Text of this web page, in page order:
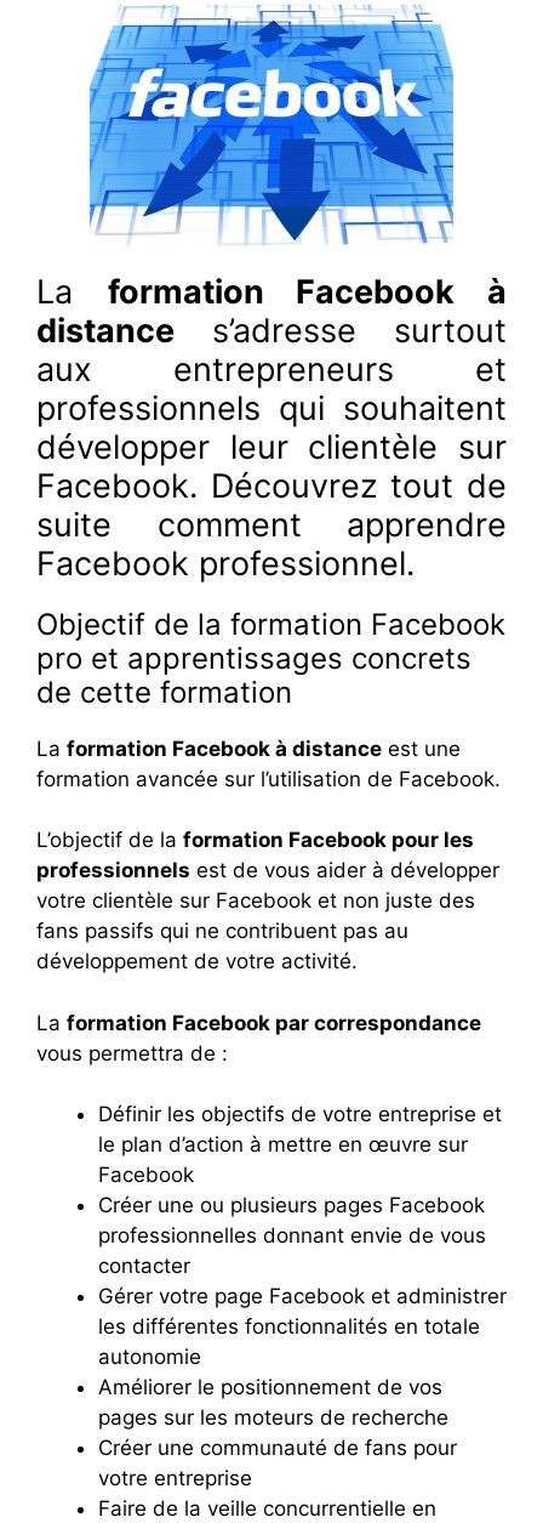
La formation Facebook à
distance s’adresse surtout
aux entrepreneurs et
professionnels qui souhaitent
développer leur clientèle sur
Facebook. Découvrez tout de
suite comment apprendre
Facebook professionnel.
Objectif de la formation Facebook
pro et apprentissages concrets
de cette formation
La formation Facebook à distance est une
formation avancée sur l’utilisation de Facebook.
L’objectif de la formation Facebook pour les
professionnels est de vous aider à développer
votre clientèle sur Facebook et non juste des
fans passifs qui ne contribuent pas au
développement de votre activité.
La formation Facebook par correspondance
vous permettra de :
Définir les objectifs de votre entreprise et
le plan d’action à mettre en œuvre sur
Facebook
Créer une ou plusieurs pages Facebook
professionnelles donnant envie de vous
contacter
Gérer votre page Facebook et administrer
les différentes fonctionnalités en totale
autonomie
Améliorer le positionnement de vos
pages sur les moteurs de recherche
Créer une communauté de fans pour
votre entreprise
Faire de la veille concurrentielle en